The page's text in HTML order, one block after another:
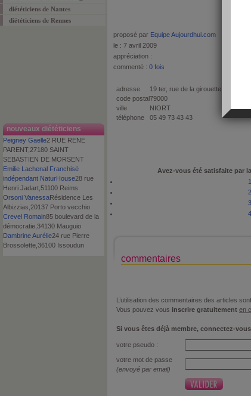
diététiciens de Nantes
diététiciens de Rennes
nouveaux diététiciens
Peigney Gaelle2 RUE RENE
PARENT,27180 SAINT
SEBASTIEN DE MORSENT
Emilie Lachenal Franchisé
indépendant NaturHouse28 rue
Henri Jadart,51100 Reims
Orsoni VanessaRésidence Les
Albizzias,20137 Porto vecchio
Crevel Romain85 boulevard de la
démocratie,34130 Mauguio
Dambrine Aurélie24 rue Pierre
Brossolette,36100 Issoudun
proposé par Equipe Aujourdhui.com
le : 7 avril 2009
appréciation :
commenté : 0 fois
adresse
19 ter, rue de la girouette
code postal79000
ville
NIORT
téléphone
05 49 73 43 43
Avez-vous été satisfaite par
1
2
3
4
commentaires
L’utilisation des commentaires des articles
Vous pouvez vous inscrire gratuitement en
Si vous êtes déjà membre, connectez-
votre pseudo :
votre mot de passe
(envoyé par email)